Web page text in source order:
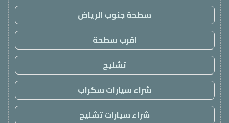
سطحة جنوب الرياض
اقرب سطحة
تشليح
شراء سيارات سكراب
شراء سيارات تشليح